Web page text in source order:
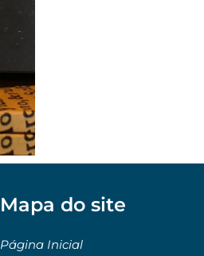
Mapa do site
Página Inicial